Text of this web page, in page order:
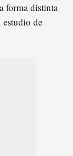
forma distinta
estudio de